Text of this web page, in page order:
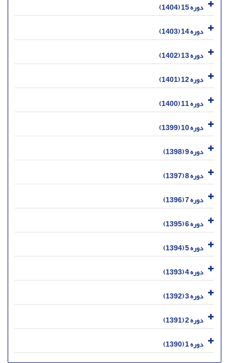
دوره 15 (1404)
دوره 14 (1403)
دوره 13 (1402)
دوره 12 (1401)
دوره 11 (1400)
دوره 10 (1399)
دوره 9 (1398)
دوره 8 (1397)
دوره 7 (1396)
دوره 6 (1395)
دوره 5 (1394)
دوره 4 (1393)
دوره 3 (1392)
دوره 2 (1391)
دوره 1 (1390)